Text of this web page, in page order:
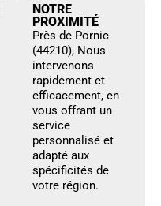
NOTRE
PROXIMITÉ
Près de Pornic
(44210), Nous
intervenons
rapidement et
efficacement, en
vous offrant un
service
personnalisé et
adapté aux
spécificités de
votre région.